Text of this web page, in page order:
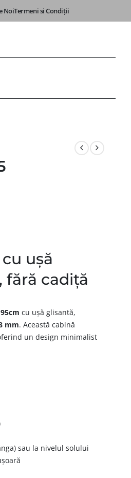
NoiTermeni si Condiții
ușă
fără cadiță
cu ușă glisantă,
mm. Această cabină
un design minimalist
sau la nivelul solului